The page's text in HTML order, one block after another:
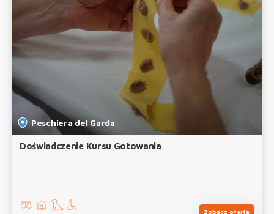
Peschiera del Garda
Doświadczenie Kursu Gotowania
Zobacz ofertę